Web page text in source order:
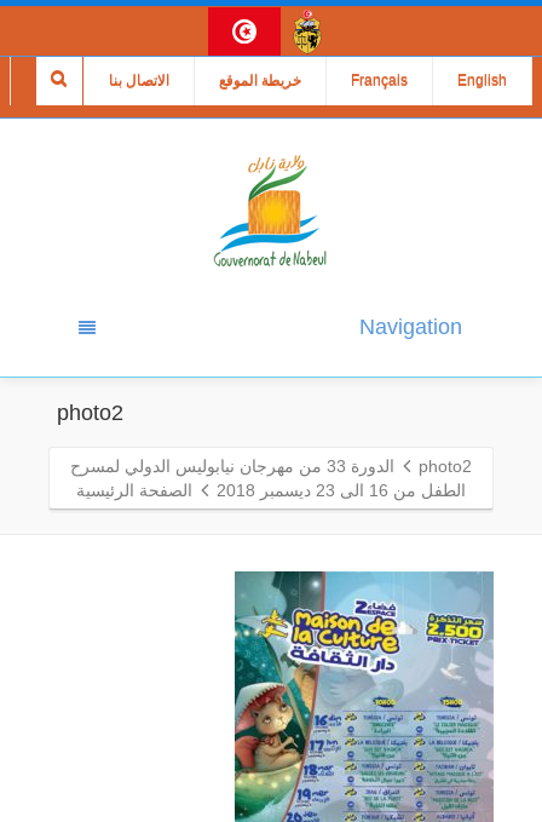
الاتصال بنا خريطة الموقع Français English
Navigation
photo2
photo2
الدورة 33 من مهرجان نيابوليس الدولي لمسرح
الطفل من 16 الى 23 ديسمبر 2018
الصفحة الرئيسية